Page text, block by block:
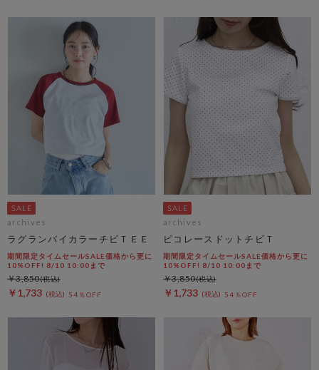
archives
ラグランバイカラーチビＴＥＥ
期間限定タイムセールSALE価格から更に
10%OFF! 8/10 10:00まで
￥1,733 54％OFF
￥3,850
archives
ピコレースドットチビＴ
期間限定タイムセールSALE価格から更に
10%OFF! 8/10 10:00まで
￥1,733 54％OFF
￥3,850